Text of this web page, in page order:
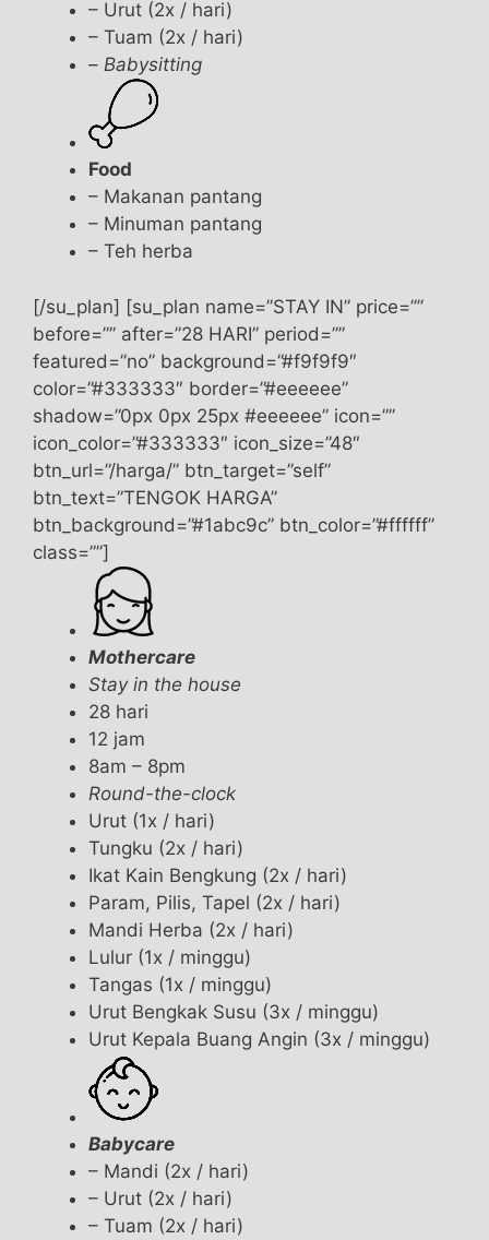
– Urut (2x / hari)
– Tuam (2x / hari)
– Babysitting
Food
– Makanan pantang
– Minuman pantang
– Teh herba
[/su_plan] [su_plan name=”STAY IN” price=””
before=”” after=”28 HARI” period=””
featured=”no” background=”#f9f9f9″
color=”#333333″ border=”#eeeeee”
shadow=”0px 0px 25px #eeeeee” icon=””
icon_color=”#333333″ icon_size=”48″
btn_url=”/harga/” btn_target=”self”
btn_text=”TENGOK HARGA”
btn_background=”#1abc9c” btn_color=”#ffffff”
class=””]
Mothercare
Stay in the house
28 hari
12 jam
8am – 8pm
Round-the-clock
Urut (1x / hari)
Tungku (2x / hari)
Ikat Kain Bengkung (2x / hari)
Param, Pilis, Tapel (2x / hari)
Mandi Herba (2x / hari)
Lulur (1x / minggu)
Tangas (1x / minggu)
Urut Bengkak Susu (3x / minggu)
Urut Kepala Buang Angin (3x / minggu)
Babycare
– Mandi (2x / hari)
– Urut (2x / hari)
– Tuam (2x / hari)